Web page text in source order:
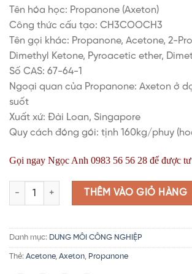
Tên hóa học: Propanone (Axeton)
Công thức cấu tạo: CH3COOCH3
Tên gọi khác: Propanone, Acetone, 2-
Dimethyl Ketone, Pyroacetic ether,
Số CAS: 67-64-1
Ngoại quan của Propanone: Axeton ở
suốt
Xuất xứ: Đài Loan, Singapore
Quy cách đóng gói: tịnh 160kg/phuy
Gọi ngay Ngọc Anh 0983 56 56 28 để được
Acetone | Propanone | Axeton | Dimetyl
THÊM VÀO GIỎ HÀNG
Danh mục: DUNG MÔI CÔNG NGHIỆP
Thẻ: Acetone, Axeton, Propanone